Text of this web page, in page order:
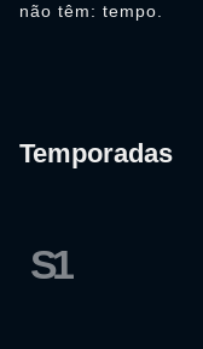
não têm: tempo.
Temporadas
S1